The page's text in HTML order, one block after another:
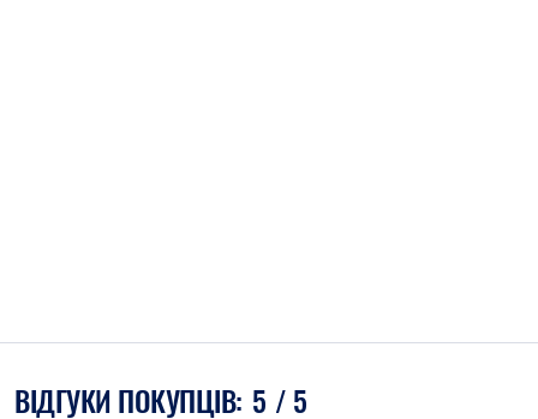
ВІДГУКИ ПОКУПЦІВ: 5 / 5